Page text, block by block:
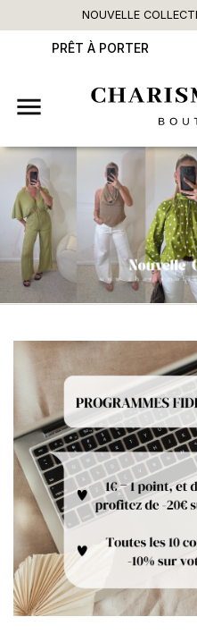
NOUVELLE
PRÊT À PORTER
